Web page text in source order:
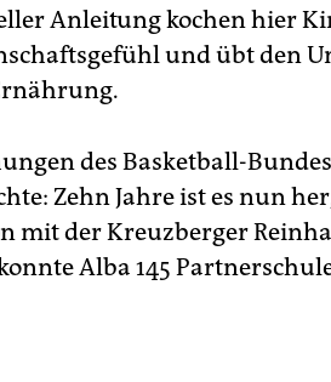
Anleitung kochen hier
und übt den
des Basketball-
Zehn Jahre ist es nun
mit der Kreuzberger
Alba 145